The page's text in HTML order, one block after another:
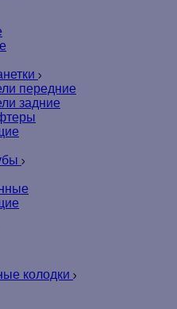
передние
задние
колодки